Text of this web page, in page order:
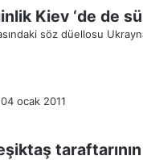
Kiev ‘de de
söz düellosu